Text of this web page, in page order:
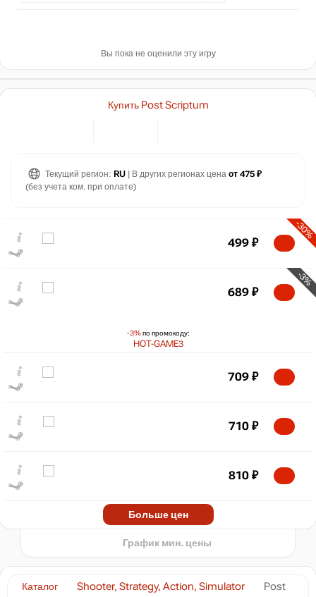
Вы пока не оценили эту игру
Каталог Shooter, Strategy, Action, Simulator
Post
Купить Post Scriptum
Текущий регион: RU | В других регионах цена от 475 ₽
(без учета ком. при оплате)
-30%
499 ₽
-3%по промокоду:
HOT-GAME3
-3%
689 ₽
709 ₽
710 ₽
810 ₽
Market Больше цен
2020 2022
График мин. цены